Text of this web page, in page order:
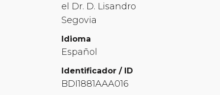
el Dr. D. Lisandro
Segovia
Idioma
Español
Identificador / ID
BDI1881AAA016